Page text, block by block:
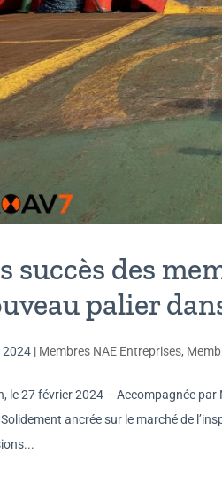
succès des
palier
2024 | Membres NAE Entreprises,
le 27 février 2024 – Accompagnée
ancrée sur le marché de